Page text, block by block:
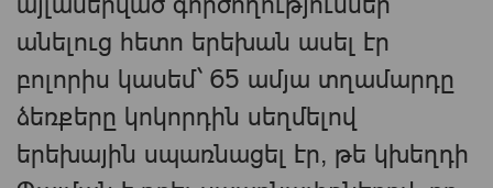
անելուց հետո երեխան ասել էր
բոլորիս կասեմ` 65 ամյա տղամարդը
ձեռքերը կոկորդին սեղմելով
երեխային սպառնացել էր, թե կխեղդի